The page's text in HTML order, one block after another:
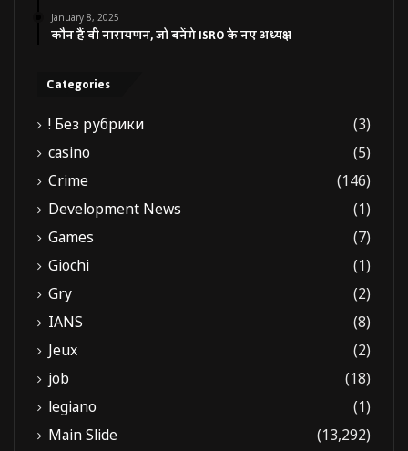
January 8, 2025
कौन हैं वी नारायणन, जो बनेंगे ISRO के नए अध्यक्ष
Categories
! Без рубрики
(3)
casino
(5)
Crime
(146)
Development News
(1)
Games
(7)
Giochi
(1)
Gry
(2)
IANS
(8)
Jeux
(2)
job
(18)
legiano
(1)
Main Slide
(13,292)